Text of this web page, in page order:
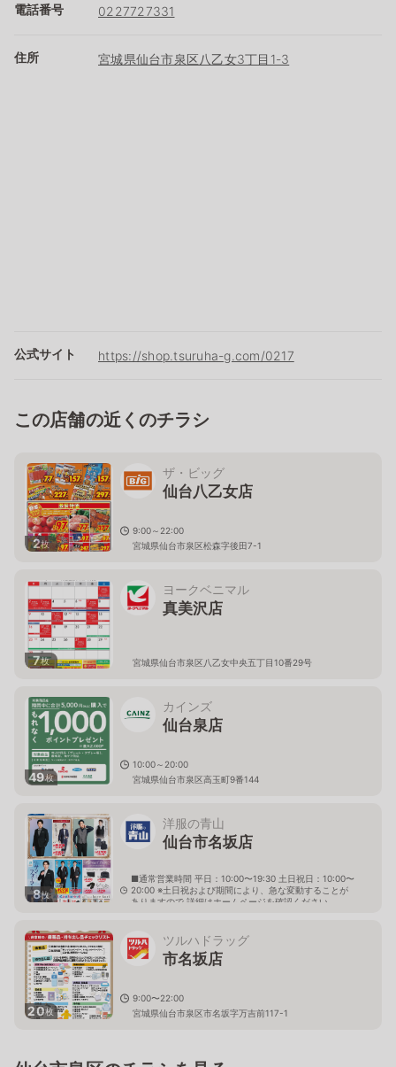
電話番号 0227727331
住所 宮城県仙台市泉区八乙女3丁目1-3
公式サイト https://shop.tsuruha-g.com/0217
この店舗の近くのチラシ
2枚
ザ・ビッグ
仙台八乙女店
9:00～22:00
宮城県仙台市泉区松森字後田7-1
7枚
ヨークベニマル
真美沢店
宮城県仙台市泉区八乙女中央五丁目10番29号
49枚
カインズ
仙台泉店
10:00～20:00
宮城県仙台市泉区高玉町9番144
8枚
洋服の青山
仙台市名坂店
■通常営業時間 平日：10:00〜19:30 土日祝日：10:00〜
20:00 ※土日祝および期間により、急な変動することが
ありますので 詳細はホームページを確認ください
20枚
ツルハドラッグ
市名坂店
9:00〜22:00
宮城県仙台市泉区市名坂字万吉前117-1